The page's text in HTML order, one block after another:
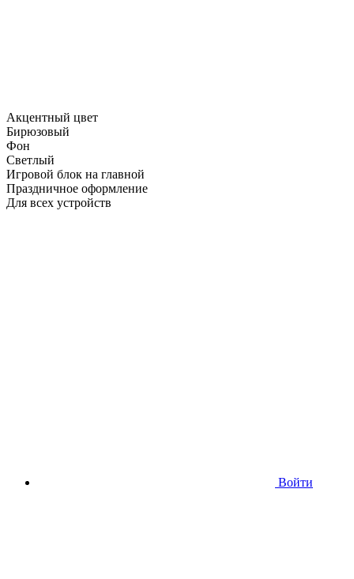
Акцентный цвет
Бирюзовый
Фон
Светлый
Игровой блок на главной
Праздничное оформление
Для всех устройств
Войти